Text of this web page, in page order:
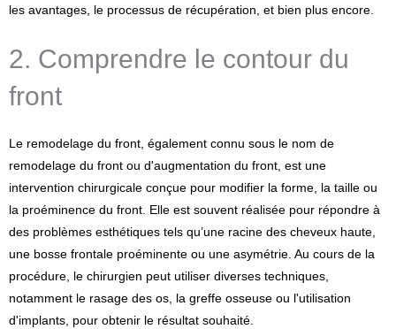
les avantages, le processus de récupération, et bien plus encore.
2. Comprendre le contour du
front
Le remodelage du front, également connu sous le nom de
remodelage du front ou d'augmentation du front, est une
intervention chirurgicale conçue pour modifier la forme, la taille ou
la proéminence du front. Elle est souvent réalisée pour répondre à
des problèmes esthétiques tels qu’une racine des cheveux haute,
une bosse frontale proéminente ou une asymétrie. Au cours de la
procédure, le chirurgien peut utiliser diverses techniques,
notamment le rasage des os, la greffe osseuse ou l'utilisation
d'implants, pour obtenir le résultat souhaité.